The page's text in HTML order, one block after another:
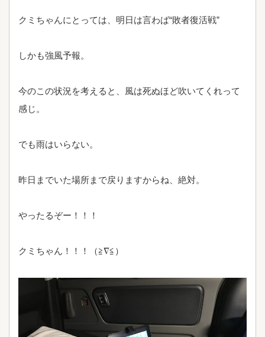
クミちゃんにとっては、明日は言わば“敗者復活戦”
しかも強風予報。
今のこの状況を考えると、風は死ぬほど吹いてくれって
感じ。
でも雨はいらない。
昨日までいた場所まで戻りますからね、絶対。
やったるぞー！！！
クミちゃん！！！（≧∇≦）